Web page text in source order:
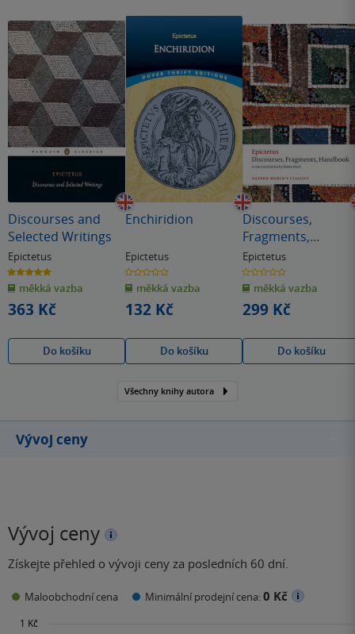
Discourses and
Selected Writings
Epictetus
5.0
z
5
hvězdiček
měkká vazba
363 Kč
Do košíku
Enchiridion
Epictetus
0.0
z
5
hvězdiček
měkká vazba
132 Kč
Do košíku
Discourses,
Fragments,
Handbook
Epictetus
0.0
z
5
hvězdiček
měkká vazba
299 Kč
Do košíku
Všechny knihy autora
Vývoj ceny
Vývoj ceny
Získejte přehled o vývoji ceny za posledních 60 dní.
Maloobchodní cena Minimální prodejní cena:0 Kč